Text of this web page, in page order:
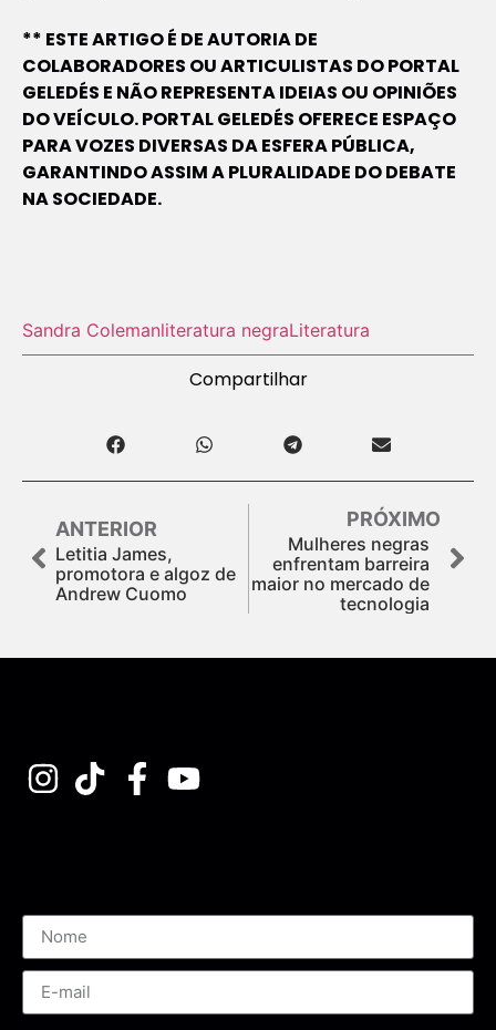
** ESTE ARTIGO É DE AUTORIA DE
COLABORADORES OU ARTICULISTAS DO PORTAL
GELEDÉS E NÃO REPRESENTA IDEIAS OU OPINIÕES
DO VEÍCULO. PORTAL GELEDÉS OFERECE ESPAÇO
PARA VOZES DIVERSAS DA ESFERA PÚBLICA,
GARANTINDO ASSIM A PLURALIDADE DO DEBATE
NA SOCIEDADE.
Sandra Colemanliteratura negraLiteratura
Compartilhar
ANTERIOR
Letitia James,
promotora e algoz de
Andrew Cuomo
PRÓXIMO
Mulheres negras
enfrentam barreira
maior no mercado de
tecnologia